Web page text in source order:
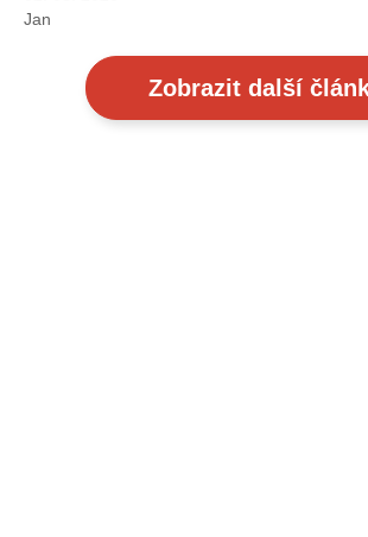
Jan
Zobrazit další